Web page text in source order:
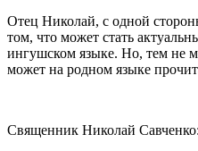
Отец Николай, с одной
том, что может стать
ингушском языке. Но, тем не
может на родном языке
Священник Николай Савченко: